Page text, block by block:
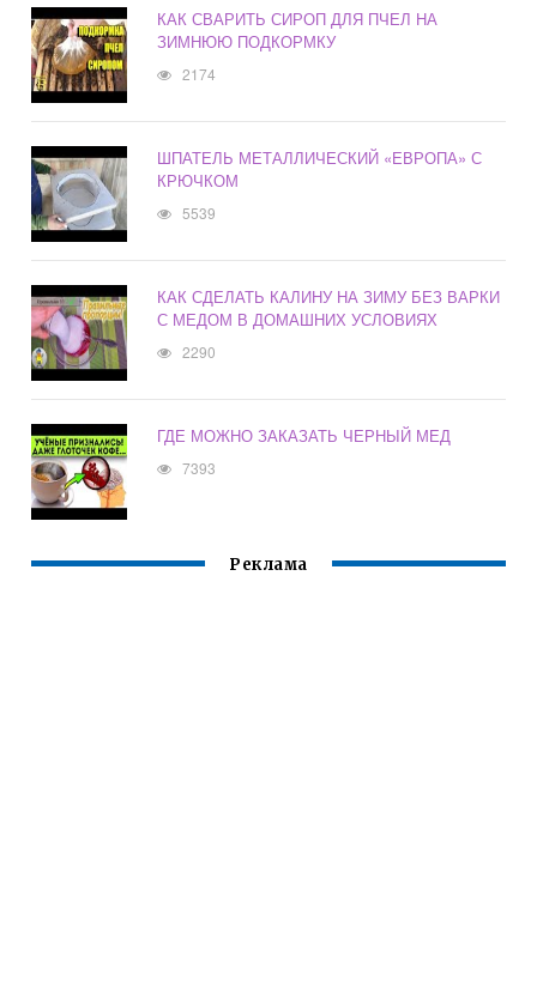
КАК СВАРИТЬ СИРОП ДЛЯ ПЧЕЛ НА
ЗИМНЮЮ ПОДКОРМКУ
2174
ШПАТЕЛЬ МЕТАЛЛИЧЕСКИЙ «ЕВРОПА» С
КРЮЧКОМ
5539
КАК СДЕЛАТЬ КАЛИНУ НА ЗИМУ БЕЗ ВАРКИ
С МЕДОМ В ДОМАШНИХ УСЛОВИЯХ
2290
ГДЕ МОЖНО ЗАКАЗАТЬ ЧЕРНЫЙ МЕД
7393
Реклама